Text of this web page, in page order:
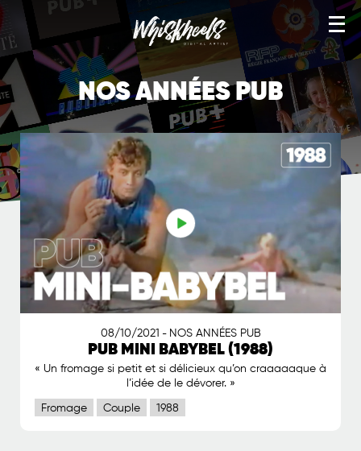
TÉLÉ VHS
NOS ANNÉES PUB
YEAH! TEES
NOS ANNÉES CANAL
ARTWORKS
WORKS
IMAGE STOCK
SERVICES
NOS ANNÉES PUB
08/10/2021 - NOS ANNÉES PUB
PUB MINI BABYBEL (1988)
« Un fromage si petit et si délicieux qu’on craaaaaque à
l’idée de le dévorer. »
Fromage Couple 1988